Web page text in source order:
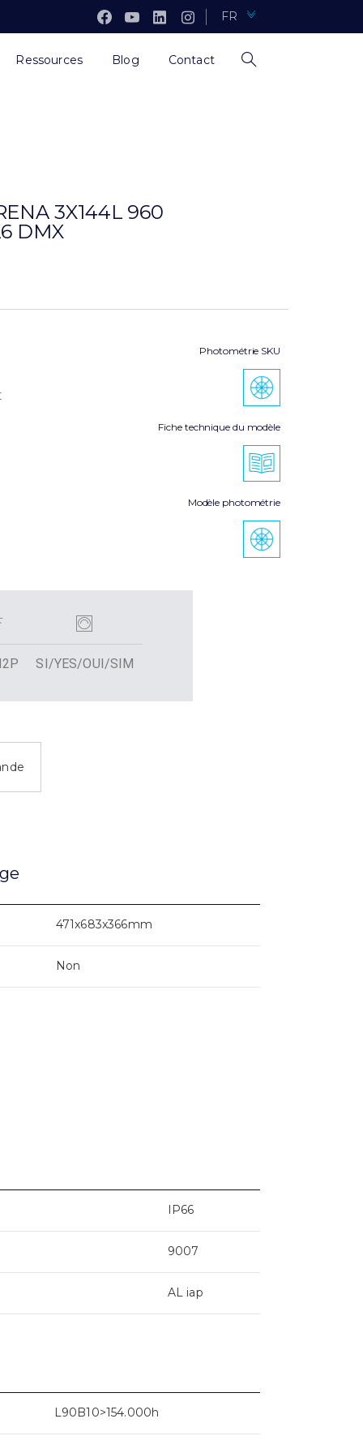
FR
Ressources Blog Contact
3X144L 960
DMX
Photométrie SKU
Fiche technique du modèle
Modèle photométrie
SI/YES/OUI/SIM
471x683x366mm
Non
IP66
9007
AL iap
L90B10>154.000h